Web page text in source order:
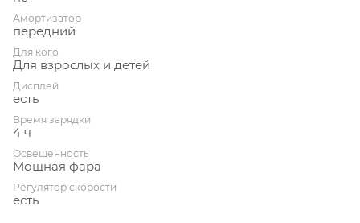
Амортизатор
передний
Для кого
Для взрослых и детей
Дисплей
есть
Время зарядки
4 ч
Освещенность
Мощная фара
Регулятор скорости
есть